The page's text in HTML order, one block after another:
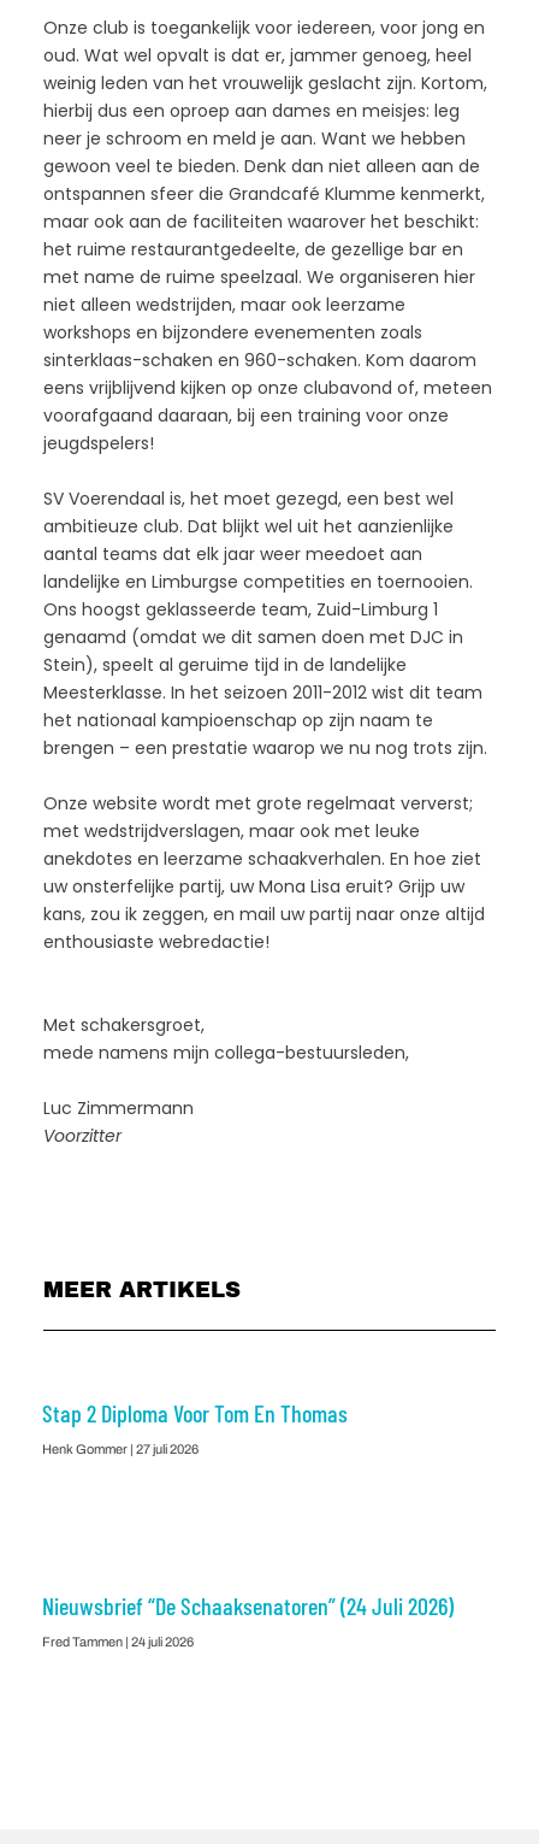
Onze club is toegankelijk voor iedereen, voor jong en
oud. Wat wel opvalt is dat er, jammer genoeg, heel
weinig leden van het vrouwelijk geslacht zijn. Kortom,
hierbij dus een oproep aan dames en meisjes: leg
neer je schroom en meld je aan. Want we hebben
gewoon veel te bieden. Denk dan niet alleen aan de
ontspannen sfeer die Grandcafé Klumme kenmerkt,
maar ook aan de faciliteiten waarover het beschikt:
het ruime restaurantgedeelte, de gezellige bar en
met name de ruime speelzaal. We organiseren hier
niet alleen wedstrijden, maar ook leerzame
workshops en bijzondere evenementen zoals
sinterklaas-schaken en 960-schaken. Kom daarom
eens vrijblijvend kijken op onze clubavond of, meteen
voorafgaand daaraan, bij een training voor onze
jeugdspelers!
SV Voerendaal is, het moet gezegd, een best wel
ambitieuze club. Dat blijkt wel uit het aanzienlijke
aantal teams dat elk jaar weer meedoet aan
landelijke en Limburgse competities en toernooien.
Ons hoogst geklasseerde team, Zuid-Limburg 1
genaamd (omdat we dit samen doen met DJC in
Stein), speelt al geruime tijd in de landelijke
Meesterklasse. In het seizoen 2011-2012 wist dit team
het nationaal kampioenschap op zijn naam te
brengen – een prestatie waarop we nu nog trots zijn.
Onze website wordt met grote regelmaat ververst;
met wedstrijdverslagen, maar ook met leuke
anekdotes en leerzame schaakverhalen. En hoe ziet
uw onsterfelijke partij, uw Mona Lisa eruit? Grijp uw
kans, zou ik zeggen, en mail uw partij naar onze altijd
enthousiaste webredactie!
Met schakersgroet,
mede namens mijn collega-bestuursleden,
Luc Zimmermann
Voorzitter
MEER ARTIKELS
Stap 2 Diploma Voor Tom En Thomas
Henk Gommer 27 juli 2026
Nieuwsbrief “De Schaaksenatoren” (24 Juli 2026)
Fred Tammen 24 juli 2026